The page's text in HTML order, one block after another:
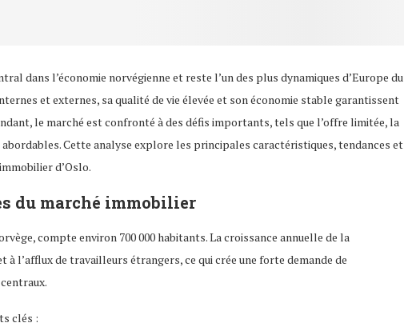
dans l’économie norvégienne et reste l’un des plus dynamiques d’Europe du
et externes, sa qualité de vie élevée et son économie stable garantissent
le marché est confronté à des défis importants, tels que l’offre limitée, la
Cette analyse explore les principales caractéristiques, tendances et
d’Oslo.
du marché immobilier
compte environ 700 000 habitants. La croissance annuelle de la
l’afflux de travailleurs étrangers, ce qui crée une forte demande de
clés :